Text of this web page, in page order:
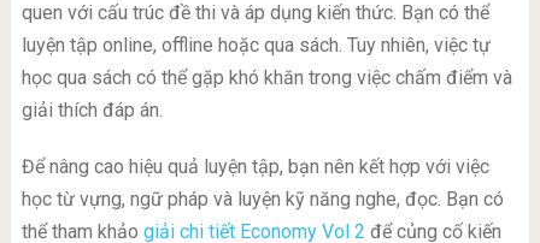
quen với cấu trúc đề thi và áp dụng kiến thức. Bạn có thể
luyện tập online, offline hoặc qua sách. Tuy nhiên, việc tự
học qua sách có thể gặp khó khăn trong việc chấm điểm và
giải thích đáp án.
Để nâng cao hiệu quả luyện tập, bạn nên kết hợp với việc
học từ vựng, ngữ pháp và luyện kỹ năng nghe, đọc. Bạn có
thể tham khảo giải chi tiết Economy Vol 2 để củng cố kiến